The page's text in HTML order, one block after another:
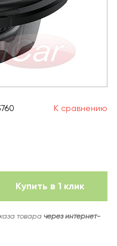
К сравнению
Купить в 1 клик
товара через интернет-